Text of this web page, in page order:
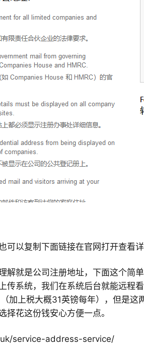
可以复制下面链接在官网打开查看详
解就是公司注册地址，下面这个简
传系统，我们在系统后台就能远
加上税大概31英镑每年），但是这
择花这份钱安心方便一点。
service-address-service/